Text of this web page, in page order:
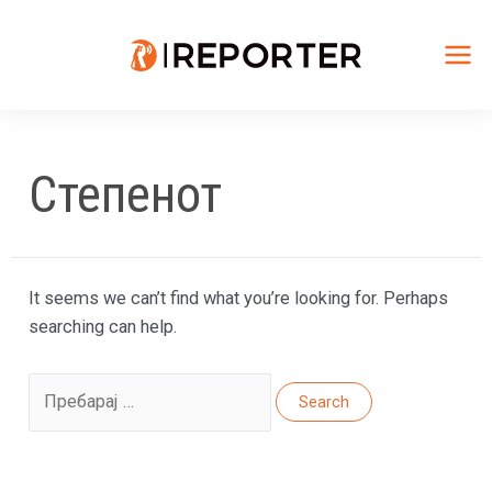
Степенот
It seems we can’t find what you’re looking for. Perhaps
searching can help.